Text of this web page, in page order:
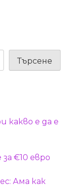
Търсене
какво е да е
€10 евро
Ама как